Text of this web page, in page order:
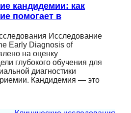
кандидемии: как
помогает в
Исследование
Early Diagnosis of
на оценку
глубокого обучения для
диагностики
Кандидемия — это